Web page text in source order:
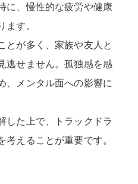
に、慢性的な疲労や健康
ます。
とが多く、家族や友人と
逃せません。孤独感を感
、メンタル面への影響に
した上で、トラックドラ
えることが重要です。